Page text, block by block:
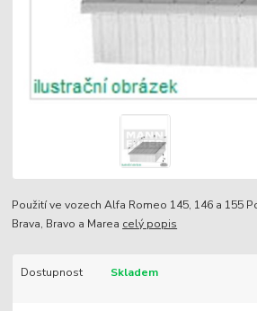
Použití ve vozech Alfa Romeo 145, 146 a 155
Brava, Bravo a Marea celý popis
Dostupnost Skladem